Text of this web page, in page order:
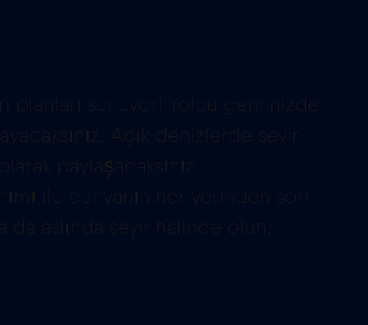
planları sunuyor! Yolcu geminizde
Açık denizlerde seyir
paylaşacaksınız.
ile dünyanın her yerinden sörf
da aslında seyir halinde olun.